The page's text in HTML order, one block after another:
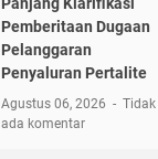
Pemberitaan Dugaan
Pelanggaran
Penyaluran Pertalite
Agustus 06, 2026
Tidak
ada komentar